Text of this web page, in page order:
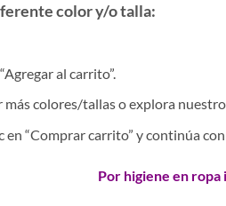
color y/o talla:
al carrito”.
más colores/tallas o explora
“Comprar carrito” y continúa
Por higiene en